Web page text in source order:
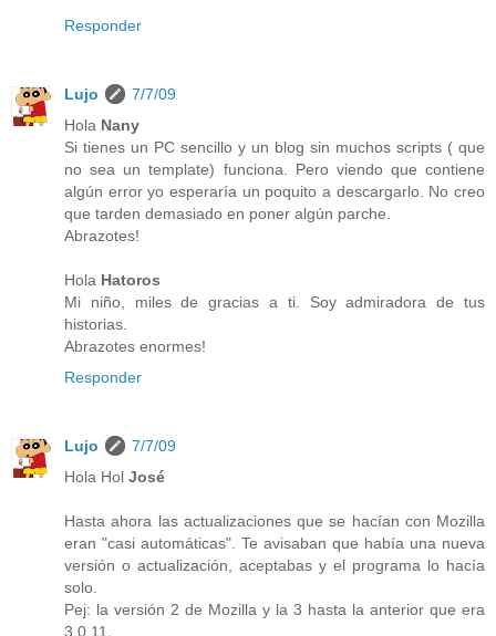
Responder
Lujo
7/7/09
Hola Nany
Si tienes un PC sencillo y un blog sin muchos scripts ( que
no sea un template) funciona. Pero viendo que contiene
algún error yo esperaría un poquito a descargarlo. No creo
que tarden demasiado en poner algún parche.
Abrazotes!
Hola Hatoros
Mi niño, miles de gracias a ti. Soy admiradora de tus
historias.
Abrazotes enormes!
Responder
Lujo
7/7/09
Hola Hol José
Hasta ahora las actualizaciones que se hacían con Mozilla
eran "casi automáticas". Te avisaban que había una nueva
versión o actualización, aceptabas y el programa lo hacía
solo.
Pej: la versión 2 de Mozilla y la 3 hasta la anterior que era
3.0.11.